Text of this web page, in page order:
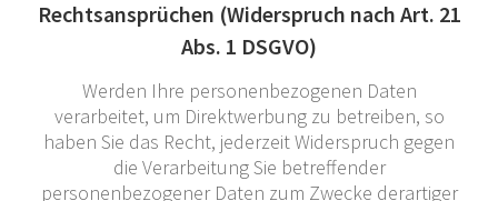
Rechtsansprüchen (Widerspruch nach Art. 21
Abs. 1 DSGVO)
Werden Ihre personenbezogenen Daten
verarbeitet, um Direktwerbung zu betreiben, so
haben Sie das Recht, jederzeit Widerspruch gegen
die Verarbeitung Sie betreffender
personenbezogener Daten zum Zwecke derartiger